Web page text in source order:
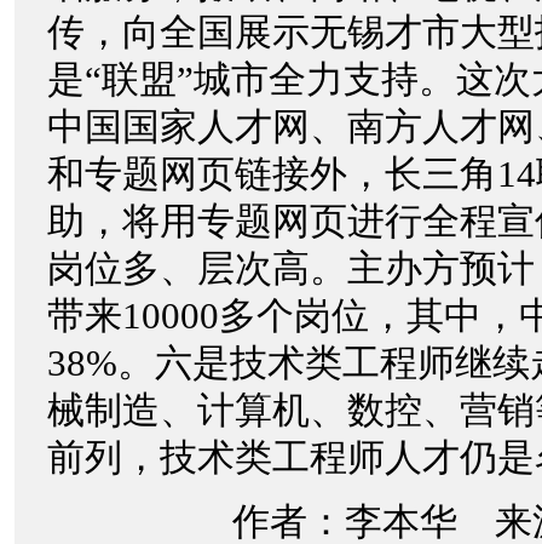
传，向全国展示无锡才市大
是“联盟”城市全力支持。这
中国国家人才网、南方人才
和专题网页链接外，长三角
助，将用专题网页进行全程
岗位多、层次高。主办方预
带来10000多个岗位，其中，
38%。六是技术类工程师继
械制造、计算机、数控、营
前列，技术类工程师人才仍
作者：李本华 来